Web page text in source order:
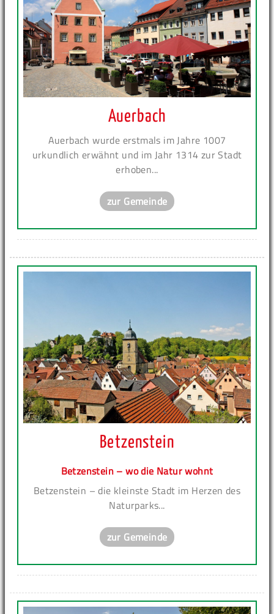
Auerbach
Auerbach wurde erstmals im Jahre 1007
urkundlich erwähnt und im Jahr 1314 zur Stadt
erhoben...
zur Gemeinde
Betzenstein
Betzenstein – wo die Natur wohnt
Betzenstein – die kleinste Stadt im Herzen des
Naturparks...
zur Gemeinde